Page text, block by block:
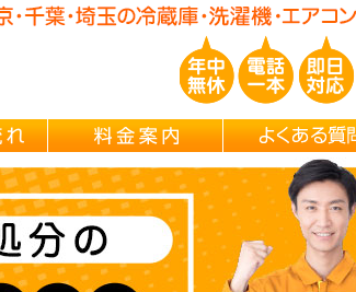
/神奈川の 冷蔵庫・洗濯機・エアコン買取処分
ご依頼の流れ 料金案内